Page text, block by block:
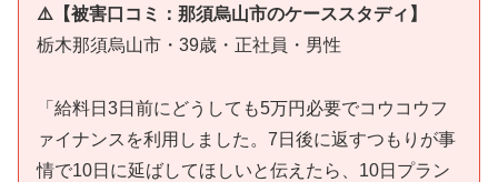
⚠️【被害口コミ：那須烏山市のケーススタディ】
栃木那須烏山市・39歳・正社員・男性
「給料日3日前にどうしても5万円必要でコウコウフ
ァイナンスを利用しました。7日後に返すつもりが事
情で10日に延ばしてほしいと伝えたら、10日プラン